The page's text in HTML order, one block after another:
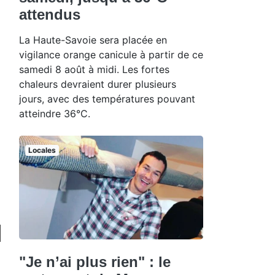
attendus
La Haute-Savoie sera placée en
vigilance orange canicule à partir de ce
samedi 8 août à midi. Les fortes
chaleurs devraient durer plusieurs
jours, avec des températures pouvant
atteindre 36°C.
Locales
"Je n’ai plus rien" : le